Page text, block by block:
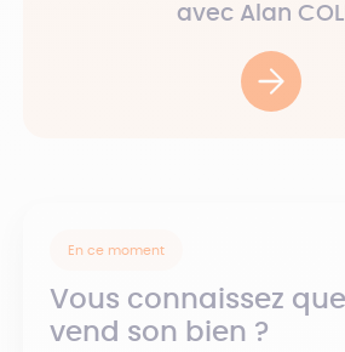
avec Alan
En ce moment
Vous connaissez
vend son bien ?